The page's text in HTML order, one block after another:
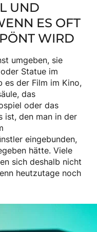
UND
ES OFT
WIRD
umgeben, sie
Statue im
es der Film im Kino,
das
oder das
ist, den man in der
eingebunden,
hätte. Viele
sich deshalb nicht
heutzutage noch